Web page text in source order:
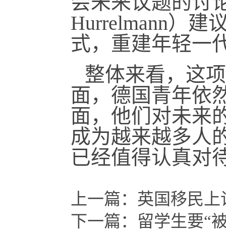
Hurrelmann）建
式，重建年轻一
整体来看，这
面，德国青年依
面，他们对未来
成为越来越多人
已经值得认真对
上一篇： 英国移民
下一篇： 留学生要“